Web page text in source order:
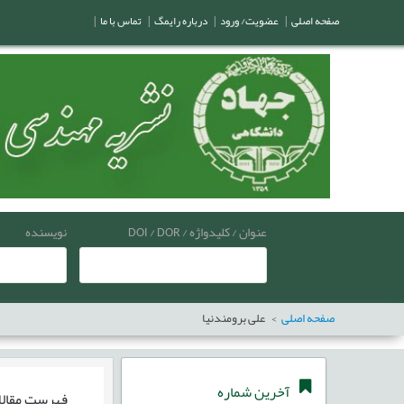
عنوان / کلیدواژه / DOI / DOR نویسنده
صفحه اصلی علی برومندنیا
آخرین شماره
صفحه اصلی | عضویت/ ورود | درباره رایمگ | تماس با ما |